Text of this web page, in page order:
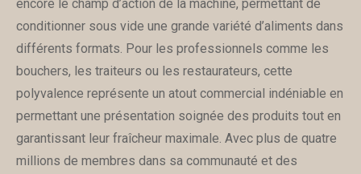
encore le champ d’action de la machine, permettant de
conditionner sous vide une grande variété d’aliments dans
différents formats. Pour les professionnels comme les
bouchers, les traiteurs ou les restaurateurs, cette
polyvalence représente un atout commercial indéniable en
permettant une présentation soignée des produits tout en
garantissant leur fraîcheur maximale. Avec plus de quatre
millions de membres dans sa communauté et des